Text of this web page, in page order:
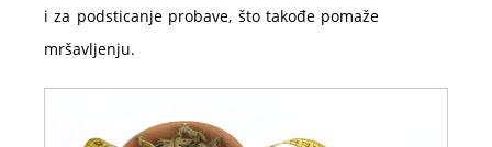
i za podsticanje probave, što takođe pomaže
mršavljenju.